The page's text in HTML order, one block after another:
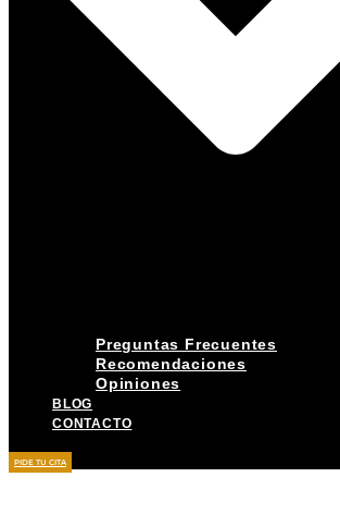
Preguntas Frecuentes
Recomendaciones
Opiniones
BLOG
CONTACTO
PIDE TU CITA